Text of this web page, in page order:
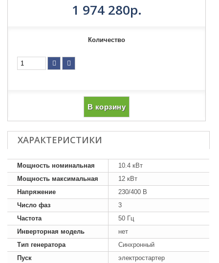
1 974 280р.
Количество
В корзину
ХАРАКТЕРИСТИКИ
Мощность номинальная
10.4 кВт
Мощность максимальная
12 кВт
Напряжение
230/400 В
Число фаз
3
Частота
50 Гц
Инверторная модель
нет
Тип генератора
Синхронный
Пуск
электростартер